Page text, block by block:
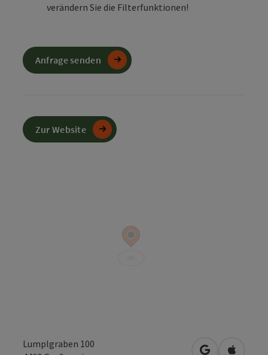
Lumplgraben 100
verändern Sie die Filterfunktionen!
Anfrage senden
Zur Website